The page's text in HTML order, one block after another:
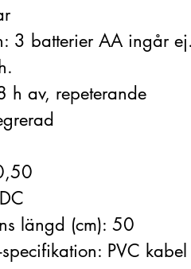
3 batterier AA ingår
h av, repeterande
längd (cm): 50
PVC kabel